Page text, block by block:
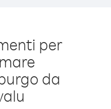
per
da